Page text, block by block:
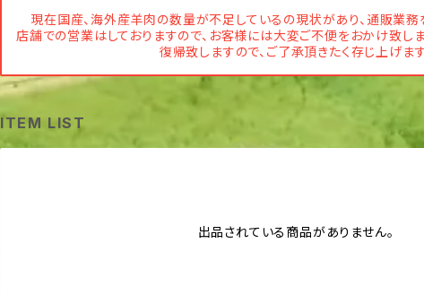
現在国産、海外産羊肉の数量が不足しているの現状があり、通販業務
店舗での営業はしておりますので、お客様には大変ご不便をおかけ致し
復帰致しますので、ご了承頂きたく存じ上げます
ITEM LIST
出品されている商品がありません。